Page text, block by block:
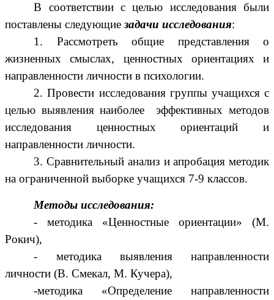
В соответствии с целью исследования были
поставлены следующиезадачи исследования:
1. Рассмотреть общие представления о
жизненных смыслах, ценностных ориентациях и
направленности личности в психологии.
2. Провести исследования группы учащихся с
целью выявления наиболее эффективных методов
исследования ценностных ориентаций и
направленности личности.
3. Сравнительный анализ и апробация методик
на ограниченной выборке учащихся 7-9 классов.
Методы исследования:
- методика «Ценностные ориентации» (М.
Рокич),
- методика выявления направленности
личности (В. Смекал, М. Кучера),
-методика «Определение направленности